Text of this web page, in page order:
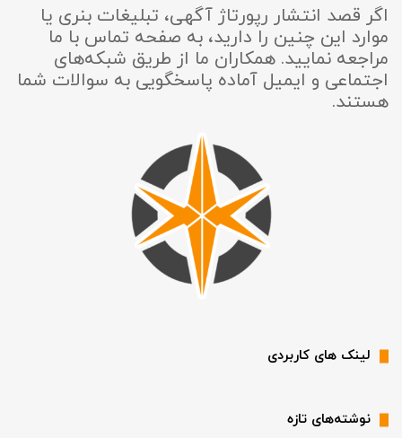
اگر قصد انتشار رپورتاژ آگهی، تبلیغات بنری یا
موارد این چنین را دارید، به صفحه تماس با ما
مراجعه نمایید. همکاران ما از طریق شبکه‌های
اجتماعی و ایمیل آماده پاسخگویی به سوالات شما
هستند.
لینک های کاربردی
نوشته‌های تازه